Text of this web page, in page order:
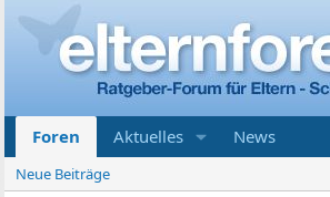
Foren Aktuelles News
Neue Beiträge